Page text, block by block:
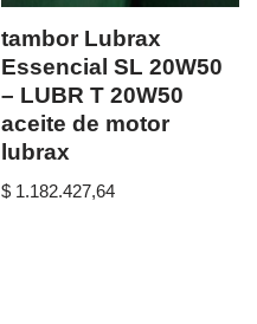
tambor Lubrax
Essencial SL 20W50
– LUBR T 20W50
aceite de motor
lubrax
$ 1.182.427,64